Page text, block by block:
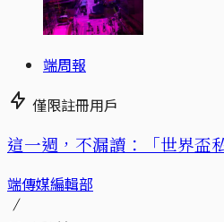
端周報
僅限註冊用戶
這一週，不漏讀：「世界盃
端傳媒編輯部